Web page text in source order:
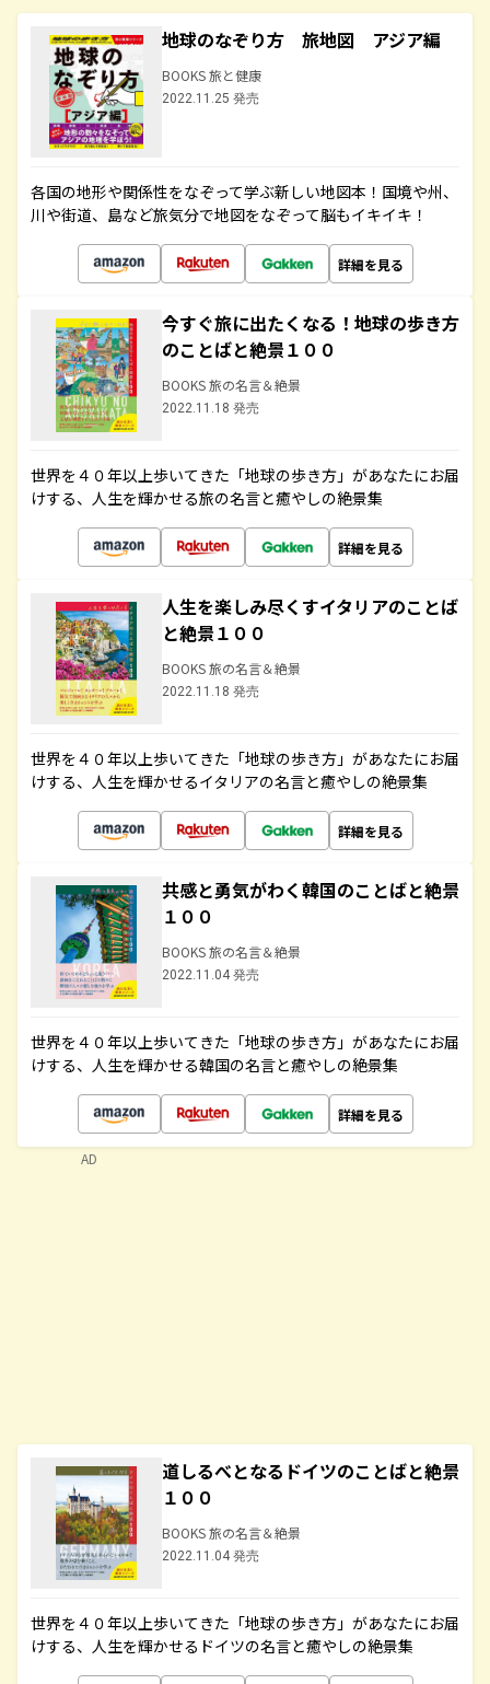
地球のなぞり方 旅地図 アジア編
BOOKS 旅と健康
2022.11.25 発売
各国の地形や関係性をなぞって学ぶ新しい地図本！国境や州、
川や街道、島など旅気分で地図をなぞって脳もイキイキ！
詳細を見る
今すぐ旅に出たくなる！地球の歩き方
のことばと絶景１００
BOOKS 旅の名言＆絶景
2022.11.18 発売
世界を４０年以上歩いてきた「地球の歩き方」があなたにお届
けする、人生を輝かせる旅の名言と癒やしの絶景集
詳細を見る
人生を楽しみ尽くすイタリアのことば
と絶景１００
BOOKS 旅の名言＆絶景
2022.11.18 発売
世界を４０年以上歩いてきた「地球の歩き方」があなたにお届
けする、人生を輝かせるイタリアの名言と癒やしの絶景集
詳細を見る
共感と勇気がわく韓国のことばと絶景
１００
BOOKS 旅の名言＆絶景
2022.11.04 発売
世界を４０年以上歩いてきた「地球の歩き方」があなたにお届
けする、人生を輝かせる韓国の名言と癒やしの絶景集
詳細を見る
道しるべとなるドイツのことばと絶景
１００
BOOKS 旅の名言＆絶景
2022.11.04 発売
世界を４０年以上歩いてきた「地球の歩き方」があなたにお届
けする、人生を輝かせるドイツの名言と癒やしの絶景集
AD